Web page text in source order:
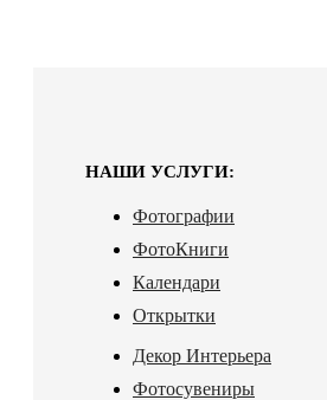
НАШИ УСЛУГИ:
Фотографии
ФотоКниги
Календари
Открытки
Декор Интерьера
Фотосувениры